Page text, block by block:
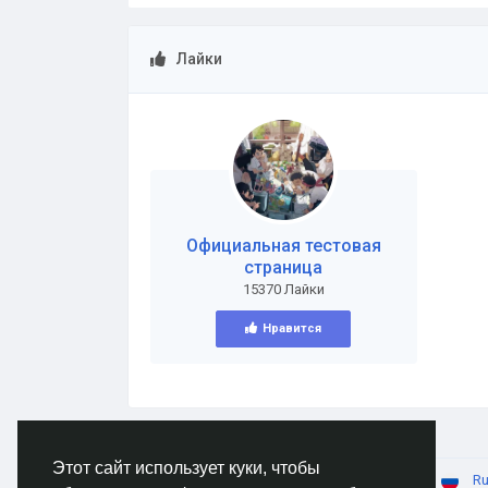
Этот сайт использует куки, чтобы
Лайки
Официальная тестовая
страница
15370 Лайки
Нравится
© 2026 AnimeSocial.SU - Первая аниме сеть!